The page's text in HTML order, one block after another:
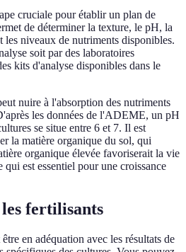
cruciale pour établir un plan de
de déterminer la texture, le pH, la
les niveaux de nutriments disponibles.
soit par des laboratoires
kits d'analyse disponibles dans le
nuire à l'absorption des nutriments
les données de l'ADEME, un pH
se situe entre 6 et 7. Il est
la matière organique du sol, qui
organique élevée favoriserait la vie
est essentiel pour une croissance
fertilisants
en adéquation avec les résultats de